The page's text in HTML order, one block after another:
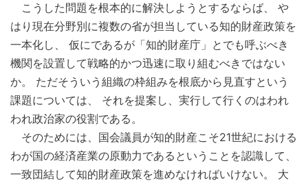
こうした問題を根本的に解決しようとするならば、 や
はり現在分野別に複数の省が担当している知的財産政策を
一本化し、 仮にであるが「知的財産庁」とでも呼ぶべき
機関を設置して戦略的かつ迅速に取り組むべきではない
か。 ただそういう組織の枠組みを根底から見直すという
課題については、 それを提案し、実行して行くのはわれ
われ政治家の役割である。
そのためには、国会議員が知的財産こそ21世紀における
わが国の経済産業の原動力であるということを認識して、
一致団結して知的財産政策を進めなければいけない。 大